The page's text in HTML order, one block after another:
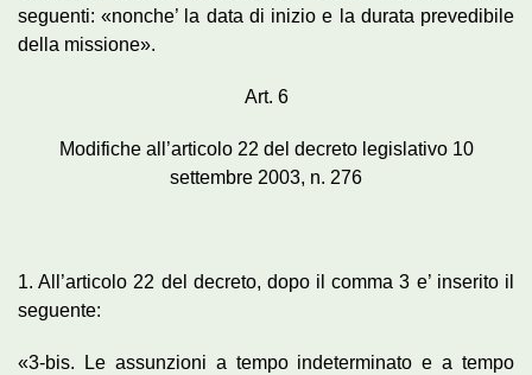
seguenti: «nonche’ la data di inizio e la durata prevedibile
della missione».
Art. 6
Modifiche all’articolo 22 del decreto legislativo 10
settembre 2003, n. 276
1. All’articolo 22 del decreto, dopo il comma 3 e’ inserito il
seguente:
«3-bis. Le assunzioni a tempo indeterminato e a tempo